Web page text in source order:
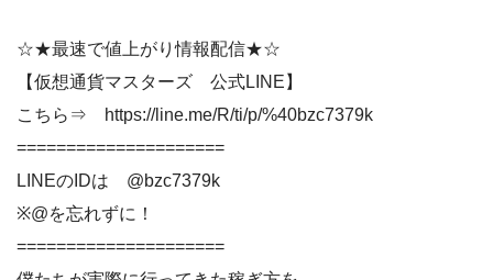
☆★最速で値上がり情報配信★☆
【仮想通貨マスターズ 公式LINE】
こちら⇒ https://line.me/R/ti/p/%40bzc7379k
=====================
LINEのIDは @bzc7379k
※@を忘れずに！
=====================